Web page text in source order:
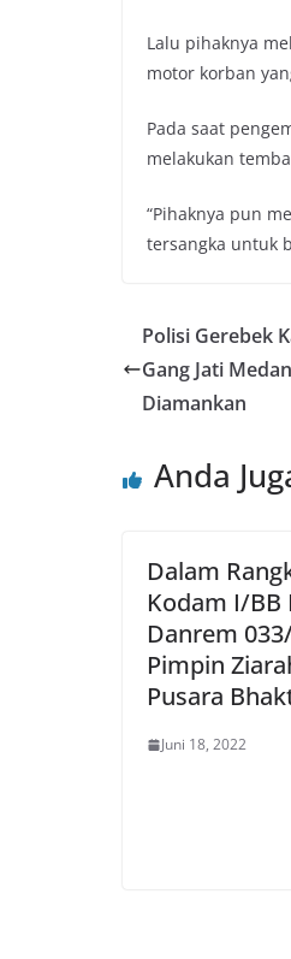
Lalu pihaknya
motor korban
Pada saat
melakukan
“Pihaknya pun
tersangka untuk
Polisi Gerebek
Gang Jati
Diamankan
Anda
Dalam
Kodam I/BB
Danrem
Pimpin
Pusara
Juni 18, 2022